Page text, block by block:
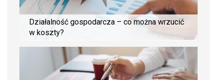
Działalność gospodarcza – co można wrzucić
w koszty?